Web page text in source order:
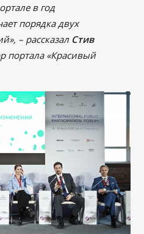
в год
порядка двух
– рассказал Стив
портала «Красивый